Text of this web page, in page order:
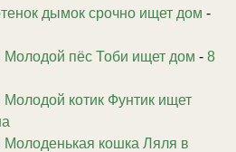
дымок срочно ищет дом -
Молодой пёс Тоби ищет дом - 8
Молодой котик Фунтик ищет
Молоденькая кошка Ляля в